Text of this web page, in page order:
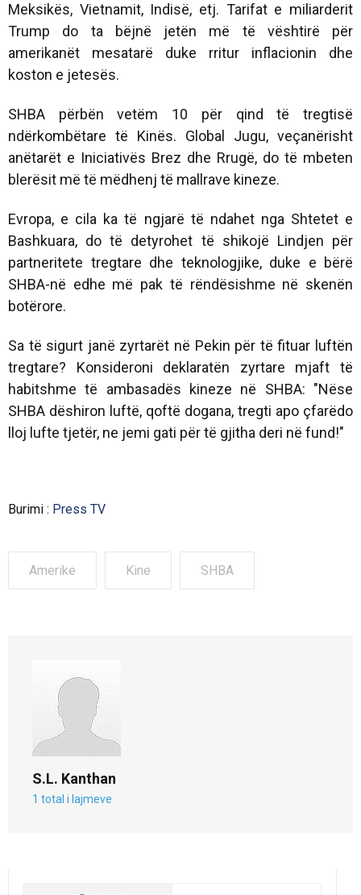
Meksikës, Vietnamit, Indisë, etj. Tarifat e miliarderit
Trump do ta bëjnë jetën më të vështirë për
amerikanët mesatarë duke rritur inflacionin dhe
koston e jetesës.
SHBA përbën vetëm 10 për qind të tregtisë
ndërkombëtare të Kinës. Global Jugu, veçanërisht
anëtarët e Iniciativës Brez dhe Rrugë, do të mbeten
blerësit më të mëdhenj të mallrave kineze.
Evropa, e cila ka të ngjarë të ndahet nga Shtetet e
Bashkuara, do të detyrohet të shikojë Lindjen për
partneritete tregtare dhe teknologjike, duke e bërë
SHBA-në edhe më pak të rëndësishme në skenën
botërore.
Sa të sigurt janë zyrtarët në Pekin për të fituar luftën
tregtare? Konsideroni deklaratën zyrtare mjaft të
habitshme të ambasadës kineze në SHBA: "Nëse
SHBA dëshiron luftë, qoftë dogana, tregti apo çfarëdo
lloj lufte tjetër, ne jemi gati për të gjitha deri në fund!"
Burimi : Press TV
Amerike Kine SHBA
S.L. Kanthan
1 total i lajmeve